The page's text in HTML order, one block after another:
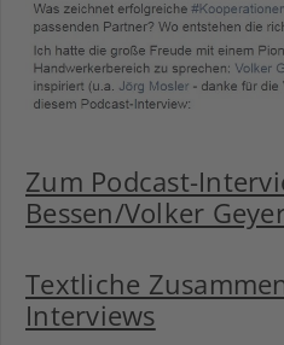
Zum Podcast-
Bessen/Volker
Textliche
Interviews